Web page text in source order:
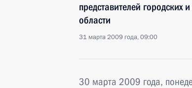
представителей городских
области
31 марта 2009 года, 09:00
30 марта 2009 года,